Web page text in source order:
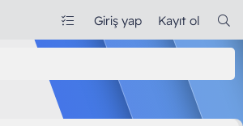
Giriş yap Kayıt ol